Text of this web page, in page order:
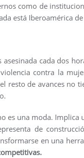
como de
está Iberoamérica
cada dos
contra la
resto de avances no
es una moda.
de
en una